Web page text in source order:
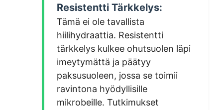
Resistentti Tärkkelys:
Tämä ei ole tavallista
hiilihydraattia. Resistentti
tärkkelys kulkee ohutsuolen läpi
imeytymättä ja päätyy
paksusuoleen, jossa se toimii
ravintona hyödyllisille
mikrobeille. Tutkimukset